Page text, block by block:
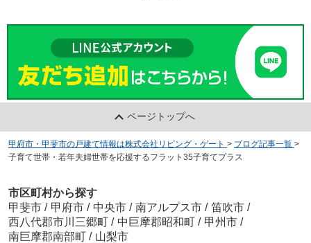
ページトップへ
甲府市・甲斐市の戸建て情報は株式会社リビング・ゲート > ブログ記事一覧 >
子育て世帯・若年夫婦世帯を応援するフラット35子育てプラス
市区町村から探す
甲斐市 / 甲府市 / 中央市 / 南アルプス市 / 笛吹市 /
西八代郡市川三郷町 / 中巨摩郡昭和町 / 甲州市 /
南巨摩郡南部町 / 山梨市